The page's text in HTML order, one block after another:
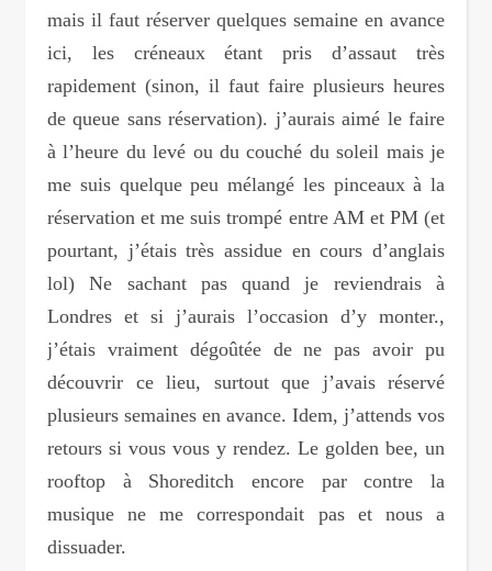
mais il faut réserver quelques semaine en avance
ici, les créneaux étant pris d’assaut très
rapidement (sinon, il faut faire plusieurs heures
de queue sans réservation). j’aurais aimé le faire
à l’heure du levé ou du couché du soleil mais je
me suis quelque peu mélangé les pinceaux à la
réservation et me suis trompé entre AM et PM (et
pourtant, j’étais très assidue en cours d’anglais
lol) Ne sachant pas quand je reviendrais à
Londres et si j’aurais l’occasion d’y monter.,
j’étais vraiment dégoûtée de ne pas avoir pu
découvrir ce lieu, surtout que j’avais réservé
plusieurs semaines en avance. Idem, j’attends vos
retours si vous vous y rendez. Le golden bee, un
rooftop à Shoreditch encore par contre la
musique ne me correspondait pas et nous a
dissuader.